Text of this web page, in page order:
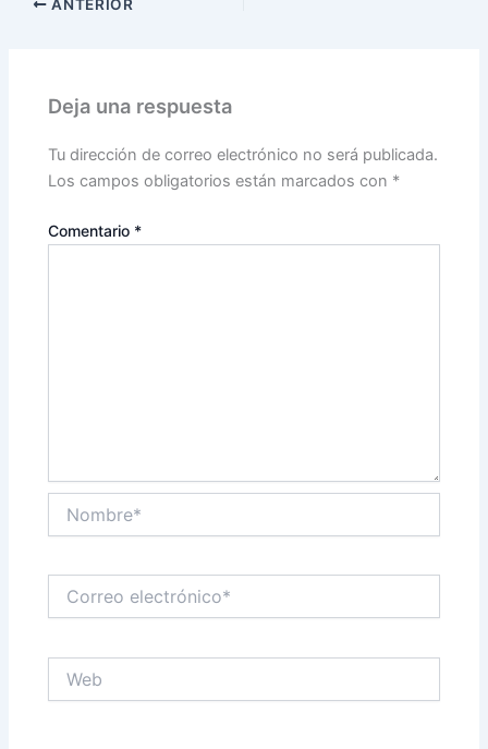
ANTERIOR
Deja una respuesta
Tu dirección de correo electrónico no será publicada.
Los campos obligatorios están marcados con *
Comentario *
electrónico*